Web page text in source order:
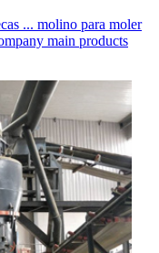
... molino para moler
main products